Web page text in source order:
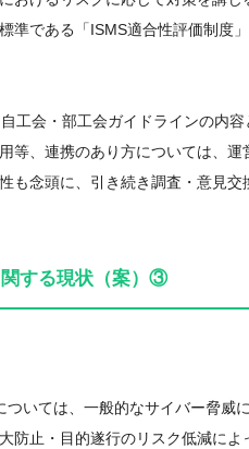
である「ISMS適合性評価制度
工会・部工会ガイドラインの内
、連携のあり方については、
念頭に、引き続き調査・意見交
する現状（案）③
いては、一般的なサイバー脅
止・目的遂行のリスク低減によ